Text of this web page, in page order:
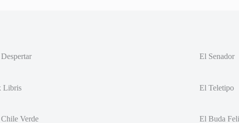
El Senador
Libris El Teletipo
Verde El Buda